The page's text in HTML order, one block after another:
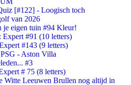
[#122] - Loogisch toch
van 2026
je eigen tuin #94 Kleur!
Expert #91 (10 letters)
#143 (9 letters)
- Aston Villa
#3
# 75 (8 letters)
Witte Leeuwen Brullen nog altijd in